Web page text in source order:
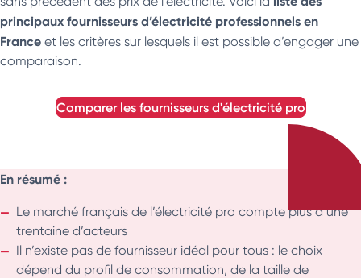
principaux fournisseurs d’électricité professionnels en
France et les critères sur lesquels il est possible d’engager une
comparaison.
comparer les fournisseurs d'électricité pro
En résumé :
Le marché français de l’électricité pro compte plus d’une
trentaine d’acteurs
Il n’existe pas de fournisseur idéal pour tous : le choix
dépend du profil de consommation, de la taille de